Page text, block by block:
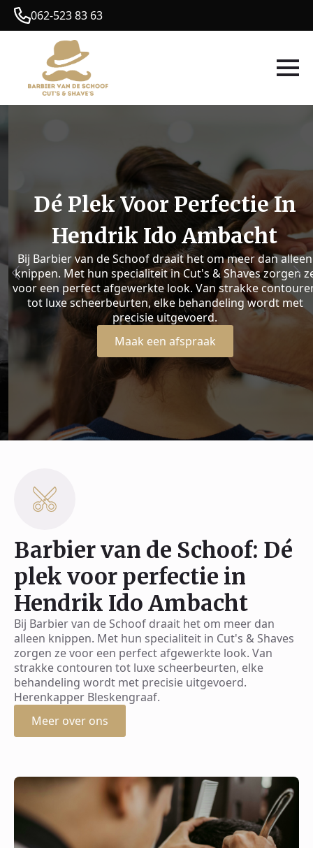
062-523 83 63
Dé Plek Voor Perfectie In
Hendrik Ido Ambacht
Bij Barbier van de Schoof draait het om meer dan alleen
knippen. Met hun specialiteit in Cut's & Shaves zorgen ze
voor een perfect afgewerkte look. Van strakke contouren
tot luxe scheerbeurten, elke behandeling wordt met
precisie uitgevoerd.
Maak een afspraak
Barbier van de Schoof: Dé
plek voor perfectie in
Hendrik Ido Ambacht
Bij Barbier van de Schoof draait het om meer dan
alleen knippen. Met hun specialiteit in Cut's & Shaves
zorgen ze voor een perfect afgewerkte look. Van
strakke contouren tot luxe scheerbeurten, elke
behandeling wordt met precisie uitgevoerd.
Herenkapper Bleskengraaf.
Meer over ons